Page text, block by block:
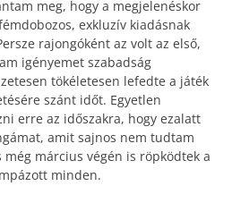
meg, hogy a megjelenéskor
exkluzív kiadásnak
rajongóként az volt az első,
igényemet szabadság
tökéletesen lefedte a játék
szánt időt. Egyetlen
erre az időszakra, hogy ezalatt
amit sajnos nem tudtam
március végén is röpködtek a
minden.